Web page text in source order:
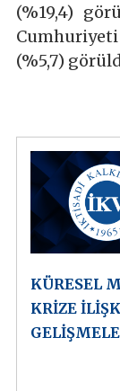
(%19,4)
Cumhuriyeti
(%5,7)
KÜRESEL
KRİZE